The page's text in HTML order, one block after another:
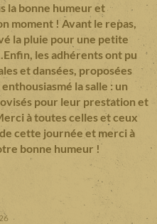
la bonne humeur et
moment ! Avant le repas,
la pluie pour une petite
les adhérents ont pu
et dansées, proposées
la salle : un
pour leur prestation et
à toutes celles et ceux
cette journée et merci à
bonne humeur !